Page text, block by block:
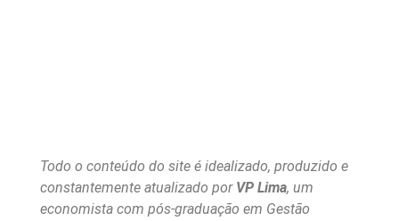
Todo o conteúdo do site é idealizado, produzido e
constantemente atualizado por VP Lima, um
economista com pós-graduação em Gestão